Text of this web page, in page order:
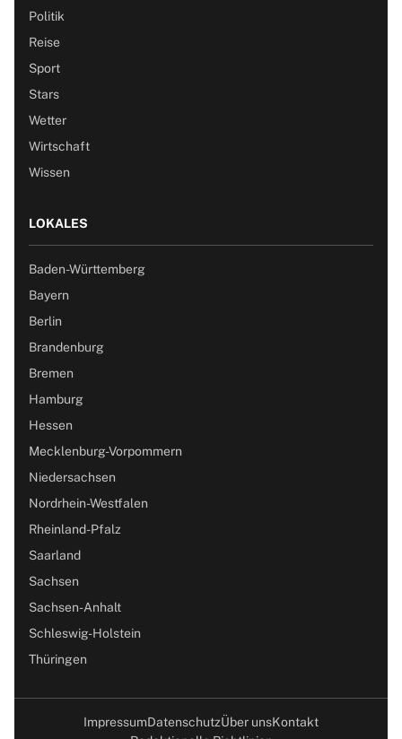
Politik
Reise
Sport
Stars
Wetter
Wirtschaft
Wissen
LOKALES
Baden-Württemberg
Bayern
Berlin
Brandenburg
Bremen
Hamburg
Hessen
Mecklenburg-Vorpommern
Niedersachsen
Nordrhein-Westfalen
Rheinland-Pfalz
Saarland
Sachsen
Sachsen-Anhalt
Schleswig-Holstein
Thüringen
ImpressumDatenschutzÜber unsKontakt